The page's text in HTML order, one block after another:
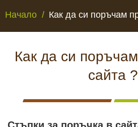
ФОТОКАПАНИ
КАМЕРИ
ЗА
Ловни камери
Камери за
Начало Как да си поръчам
Как да си
сайта ?